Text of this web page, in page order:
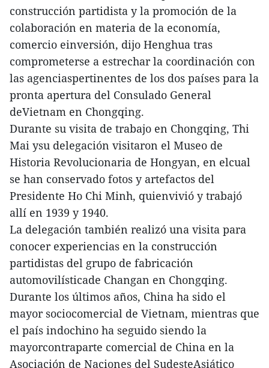
construcción partidista y la promoción de la
colaboración en materia de la economía,
comercio einversión, dijo Henghua tras
comprometerse a estrechar la coordinación con
las agenciaspertinentes de los dos países para la
pronta apertura del Consulado General
deVietnam en Chongqing.
Durante su visita de trabajo en Chongqing, Thi
Mai ysu delegación visitaron el Museo de
Historia Revolucionaria de Hongyan, en elcual
se han conservado fotos y artefactos del
Presidente Ho Chi Minh, quienvivió y trabajó
allí en 1939 y 1940.
La delegación también realizó una visita para
conocer experiencias en la construcción
partidistas del grupo de fabricación
automovilísticade Changan en Chongqing.
Durante los últimos años, China ha sido el
mayor sociocomercial de Vietnam, mientras que
el país indochino ha seguido siendo la
mayorcontraparte comercial de China en la
Asociación de Naciones del SudesteAsiático